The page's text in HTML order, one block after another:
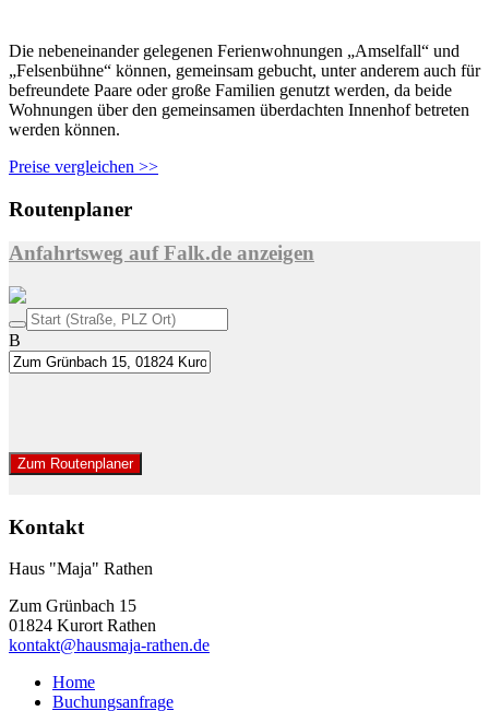
Die nebeneinander gelegenen Ferienwohnungen „Amselfall“ und
„Felsenbühne“ können, gemeinsam gebucht, unter anderem auch für
befreundete Paare oder große Familien genutzt werden, da beide
Wohnungen über den gemeinsamen überdachten Innenhof betreten
werden können.
Preise vergleichen >>
Routenplaner
Anfahrtsweg auf Falk.de anzeigen
B
Zum Routenplaner
Kontakt
Haus "Maja" Rathen
Zum Grünbach 15
01824 Kurort Rathen
kontakt@hausmaja-rathen.de
Home
Buchungsanfrage